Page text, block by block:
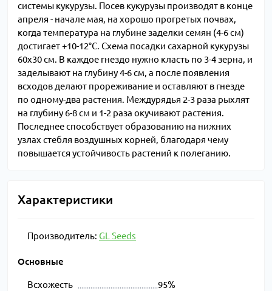
системы кукурузы. Посев кукурузы производят в конце
апреля - начале мая, на хорошо прогретых почвах,
когда температура на глубине заделки семян (4-6 см)
достигает +10-12°С. Схема посадки сахарной кукурузы
60х30 см. В каждое гнездо нужно класть по 3-4 зерна, и
заделывают на глубину 4-6 см, а после появления
всходов делают прореживание и оставляют в гнезде
по одному-два растения. Междурядья 2-3 раза рыхлят
на глубину 6-8 см и 1-2 раза окучивают растения.
Последнее способствует образованию на нижних
узлах стебля воздушных корней, благодаря чему
повышается устойчивость растений к полеганию.
Характеристики
Производитель: GL Seeds
Основные
Всхожесть 95%